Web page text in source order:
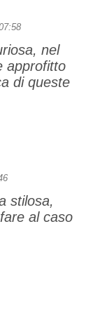
nel
approfitto
di queste
stilosa,
al caso